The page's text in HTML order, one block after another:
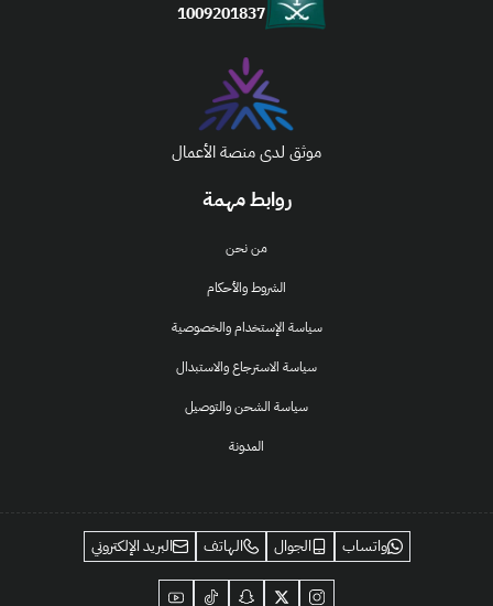
روابط مهمة
من نحن
الشروط والأحكام
سياسة الإستخدام والخصوصية
سياسة الاسترجاع والاستبدال
سياسة الشحن والتوصيل
المدونة
1009201837
موثق لدى منصة الأعمال
واتساب الجوال الهاتف البريد الإلكتروني